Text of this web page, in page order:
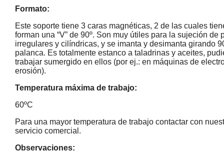
Formato:
Este soporte tiene 3 caras magnéticas, 2 de las cuales
forman una “V” de 90º. Son muy útiles para la sujeción de
irregulares y cilíndricas, y se imanta y desimanta girando
palanca. Es totalmente estanco a taladrinas y aceites,
trabajar sumergido en ellos (por ej.: en máquinas de
erosión).
Temperatura máxima de trabajo:
60ºC
Para una mayor temperatura de trabajo contactar con
servicio comercial.
Observaciones: